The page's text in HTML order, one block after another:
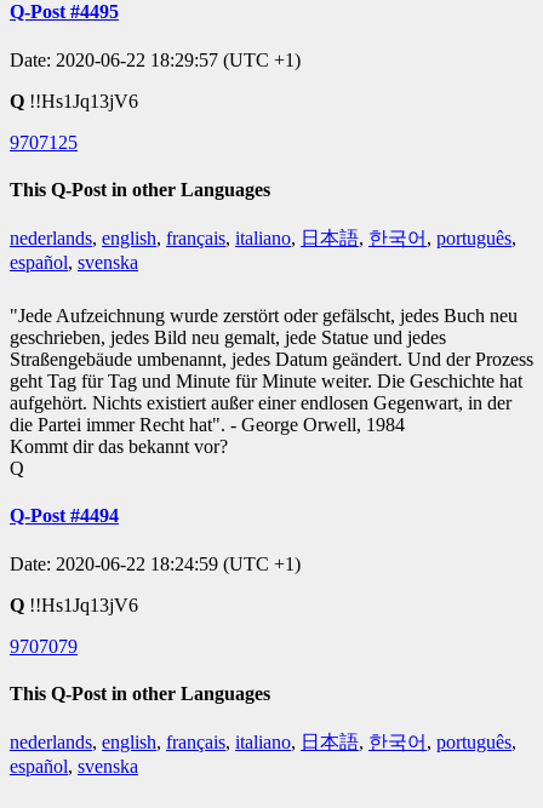
Q-Post #4495
Date: 2020-06-22 18:29:57 (UTC +1)
Q !!Hs1Jq13jV6
9707125
This Q-Post in other Languages
nederlands, english, français, italiano, 日本語, 한국어 , português,
español, svenska
"Jede Aufzeichnung wurde zerstört oder gefälscht, jedes Buch neu
geschrieben, jedes Bild neu gemalt, jede Statue und jedes
Straßengebäude umbenannt, jedes Datum geändert. Und der Prozess
geht Tag für Tag und Minute für Minute weiter. Die Geschichte hat
aufgehört. Nichts existiert außer einer endlosen Gegenwart, in der
die Partei immer Recht hat". - George Orwell, 1984
Kommt dir das bekannt vor?
Q
Q-Post #4494
Date: 2020-06-22 18:24:59 (UTC +1)
Q !!Hs1Jq13jV6
9707079
This Q-Post in other Languages
nederlands, english, français, italiano, 日本語, 한국어 , português,
español, svenska